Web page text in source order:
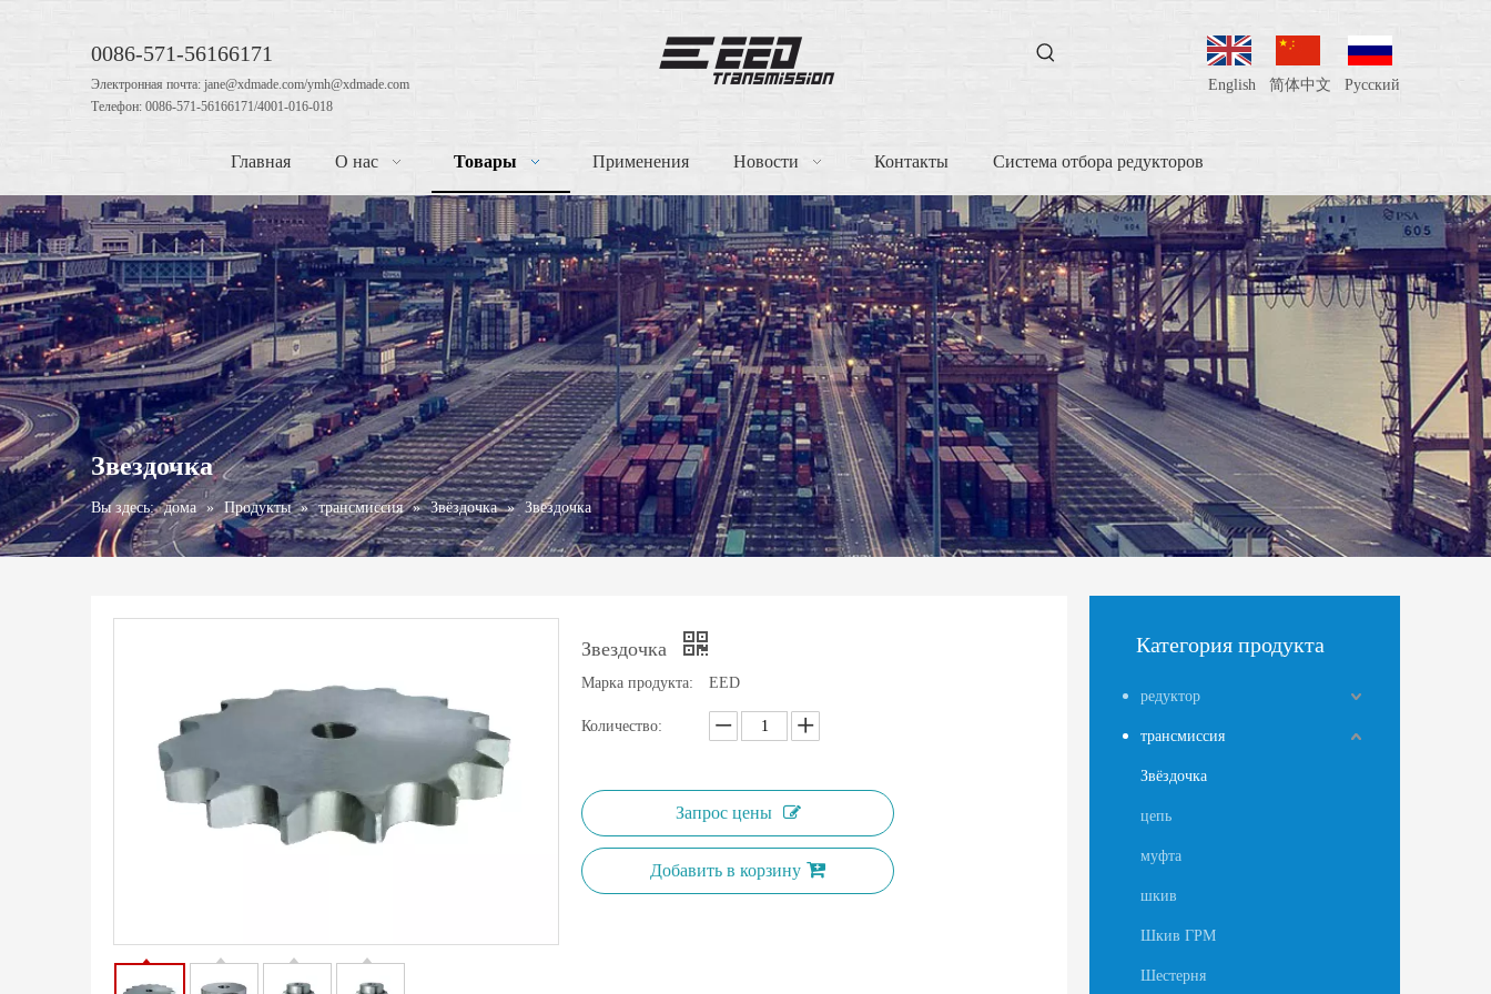
0086-571-56166171
Электронная почта: jane@xdmade.com/ymh@xdmade.com
Телефон: 0086-571-56166171/4001-016-018
English 简体中文 Pусский
Главная О нас Товары Применения Новости Контакты Система отбора редукторов
Звездочка
Вы здесь: дома » Продукты » трансмиссия » Звёздочка » Звездочка
Звездочка
Марка продукта: EED
Количество:
Запрос цены
Добавить в корзину
Категория продукта
редуктор
трансмиссия
Звёздочка
цепь
муфта
шкив
Шкив ГРМ
Шестерня